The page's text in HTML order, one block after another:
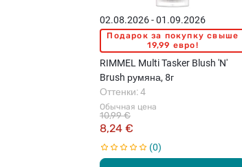
02.08.2026 - 01.09.2026
Подарок за покупку свыше
19,99 евро!
RIMMEL Multi Tasker Blush 'N'
Brush румяна, 8г
Обычная цена
8,24 €
10,99 €
Оттенки: 4
0